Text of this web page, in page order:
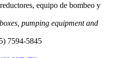
equipo de bombeo y
pumping equipment and
7594-5845